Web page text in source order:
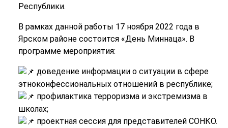
Республики.
В рамках данной работы 17 ноября 2022 года в
Ярском районе состоится «День Миннаца». В
программе мероприятия:
доведение информации о ситуации в сфере
этноконфессиональных отношений в республике;
профилактика терроризма и экстремизма в
школах;
проектная сессия для представителей СОНКО.